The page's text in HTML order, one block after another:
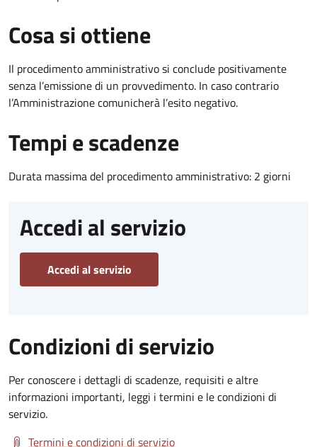
Cosa si ottiene
Il procedimento amministrativo si conclude positivamente
senza l’emissione di un provvedimento. In caso contrario
l’Amministrazione comunicherà l’esito negativo.
Tempi e scadenze
Durata massima del procedimento amministrativo: 2 giorni
Accedi al servizio
Accedi al servizio
Condizioni di servizio
Per conoscere i dettagli di scadenze, requisiti e altre
informazioni importanti, leggi i termini e le condizioni di
servizio.
Termini e condizioni di servizio